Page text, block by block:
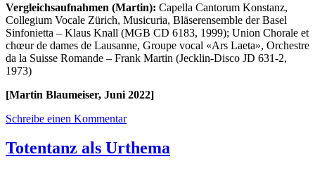
Vergleichsaufnahmen (Martin): Capella Cantorum Konstanz,
Collegium Vocale Zürich, Musicuria, Bläserensemble der Basel
Sinfonietta – Klaus Knall (MGB CD 6183, 1999); Union Chorale et
chœur de dames de Lausanne, Groupe vocal «Ars Laeta», Orchestre
da la Suisse Romande – Frank Martin (Jecklin-Disco JD 631-2,
1973)
[Martin Blaumeiser, Juni 2022]
Schreibe einen Kommentar
Totentanz als Urthema